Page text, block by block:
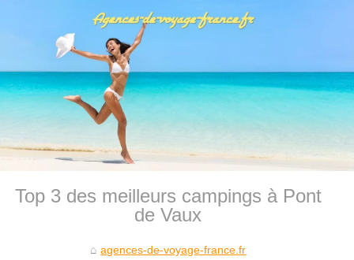
Top 3 des meilleurs campings à Pont
de Vaux
agences-de-voyage-france.fr